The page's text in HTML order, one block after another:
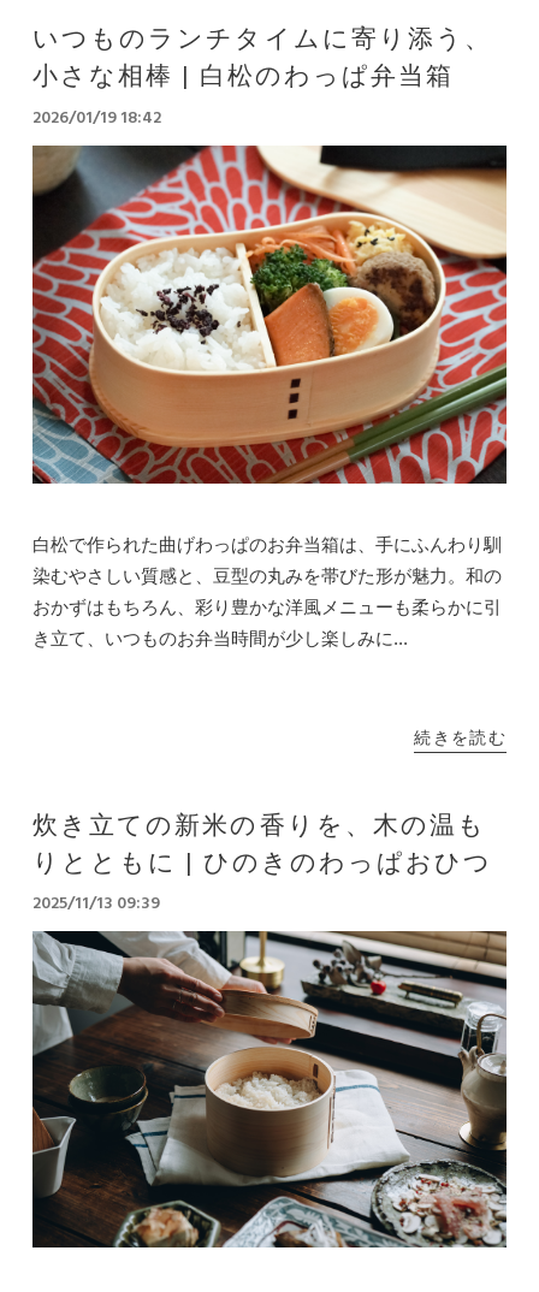
いつものランチタイムに寄り添う、
小さな相棒 | 白松のわっぱ弁当箱
2026/01/19 18:42
白松で作られた曲げわっぱのお弁当箱は、手にふんわり馴
染むやさしい質感と、豆型の丸みを帯びた形が魅力。和の
おかずはもちろん、彩り豊かな洋風メニューも柔らかに引
き立て、いつものお弁当時間が少し楽しみに...
続きを読む
炊き立ての新米の香りを、木の温も
りとともに | ひのきのわっぱおひつ
2025/11/13 09:39